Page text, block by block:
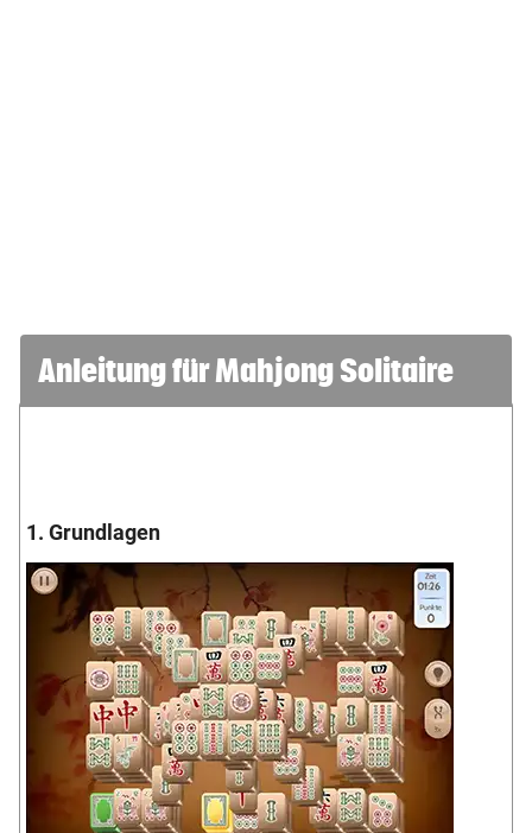
Anleitung für Mahjong Solitaire
1. Grundlagen